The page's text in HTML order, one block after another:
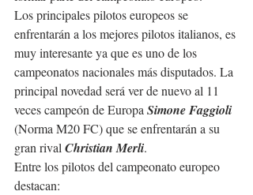
Los principales pilotos europeos se
enfrentarán a los mejores pilotos italianos, es
muy interesante ya que es uno de los
campeonatos nacionales más disputados. La
principal novedad será ver de nuevo al 11
veces campeón de Europa Simone Faggioli
(Norma M20 FC) que se enfrentarán a su
gran rival Christian Merli.
Entre los pilotos del campeonato europeo
destacan: